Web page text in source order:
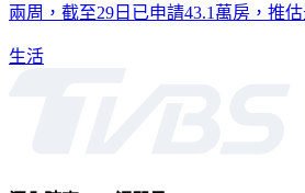
兩周，截至29日已申請43.1萬房，推
生活